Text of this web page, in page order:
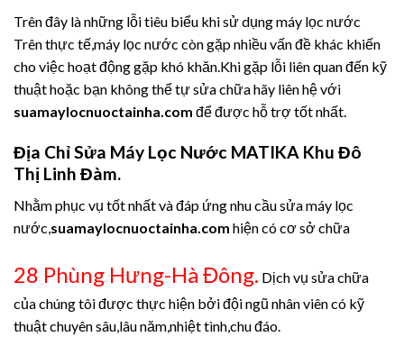
Trên đây là những lỗi tiêu biểu khi sử dụng máy lọc nước
Trên thực tế,máy lọc nước còn gặp nhiều vấn đề khác khiến
cho việc hoạt động gặp khó khăn.Khi gặp lỗi liên quan đến kỹ
thuật hoặc bạn không thể tự sửa chữa hãy liên hệ với
suamaylocnuoctainha.com để được hỗ trợ tốt nhất.
Địa Chỉ Sửa Máy Lọc Nước MATIKA Khu Đô
Thị Linh Đàm.
Nhằm phục vụ tốt nhất và đáp ứng nhu cầu sửa máy lọc
nước,suamaylocnuoctainha.com hiện có cơ sở chữa
28 Phùng Hưng-Hà Đông. Dịch vụ sửa chữa
của chúng tôi được thực hiện bởi đội ngũ nhân viên có kỹ
thuật chuyên sâu,lâu năm,nhiệt tình,chu đáo.